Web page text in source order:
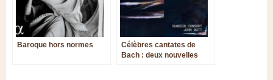
Baroque hors normes
Célèbres cantates de
Bach : deux nouvelles